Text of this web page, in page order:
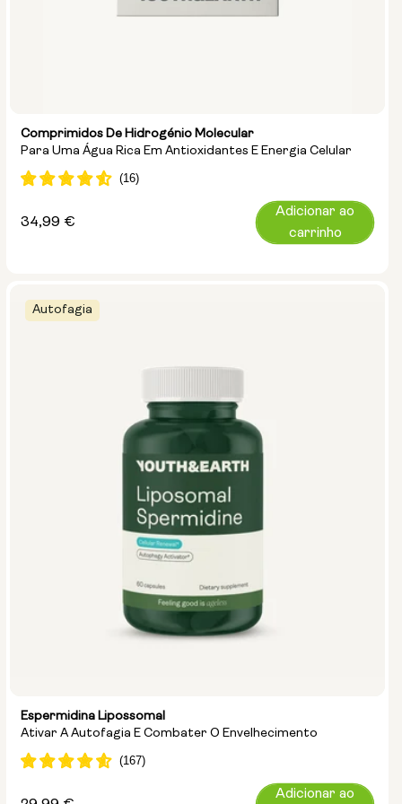
Comprimidos De Hidrogénio Molecular
Para Uma Água Rica Em Antioxidantes E Energia Celular
Preço
34,99 €
Adicionar ao
carrinho
Autofagia
Espermidina Lipossomal
Ativar A Autofagia E Combater O Envelhecimento
Adicionar ao